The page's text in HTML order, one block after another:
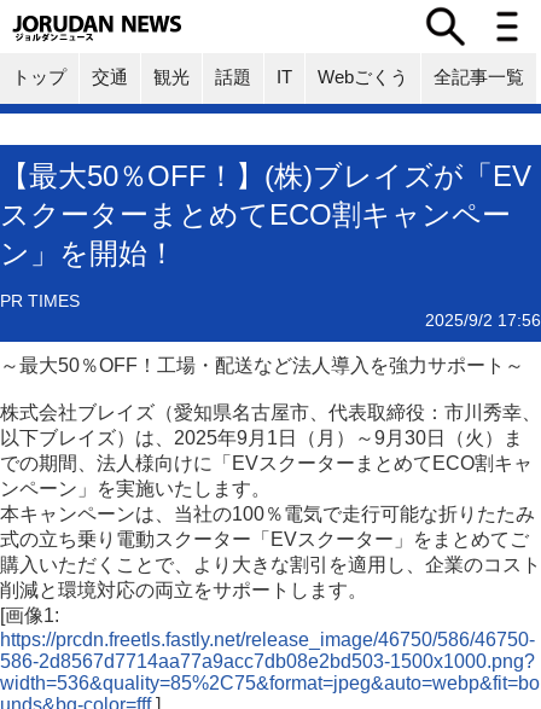
トップ 交通 観光 話題 IT Webごくう 全記事一覧
【最大50％OFF！】(株)ブレイズが「EV
スクーターまとめてECO割キャンペー
ン」を開始！
PR TIMES
2025/9/2 17:56
～最大50％OFF！工場・配送など法人導入を強力サポート～
株式会社ブレイズ（愛知県名古屋市、代表取締役：市川秀幸、
以下ブレイズ）は、2025年9月1日（月）～9月30日（火）ま
での期間、法人様向けに「EVスクーターまとめてECO割キャ
ンペーン」を実施いたします。
本キャンペーンは、当社の100％電気で走行可能な折りたたみ
式の立ち乗り電動スクーター「EVスクーター」をまとめてご
購入いただくことで、より大きな割引を適用し、企業のコスト
削減と環境対応の両立をサポートします。
[画像1:
https://prcdn.freetls.fastly.net/release_image/46750/586/46750-
586-2d8567d7714aa77a9acc7db08e2bd503-1500x1000.png?
width=536&quality=85%2C75&format=jpeg&auto=webp&fit=bo
unds&bg-color=fff]